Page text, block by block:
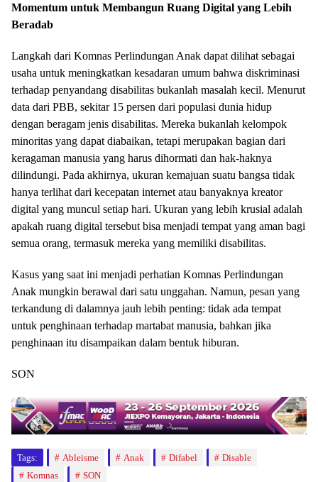
Momentum untuk Membangun Ruang Digital yang Lebih
Beradab
Langkah dari Komnas Perlindungan Anak dapat dilihat sebagai
usaha untuk meningkatkan kesadaran umum bahwa diskriminasi
terhadap penyandang disabilitas bukanlah masalah kecil. Menurut
data dari PBB, sekitar 15 persen dari populasi dunia hidup
dengan beragam jenis disabilitas. Mereka bukanlah kelompok
minoritas yang dapat diabaikan, tetapi merupakan bagian dari
keragaman manusia yang harus dihormati dan hak-haknya
dilindungi. Pada akhirnya, ukuran kemajuan suatu bangsa tidak
hanya terlihat dari kecepatan internet atau banyaknya kreator
digital yang muncul setiap hari. Ukuran yang lebih krusial adalah
apakah ruang digital tersebut bisa menjadi tempat yang aman bagi
semua orang, termasuk mereka yang memiliki disabilitas.
Kasus yang saat ini menjadi perhatian Komnas Perlindungan
Anak mungkin berawal dari satu unggahan. Namun, pesan yang
terkandung di dalamnya jauh lebih penting: tidak ada tempat
untuk penghinaan terhadap martabat manusia, bahkan jika
penghinaan itu disampaikan dalam bentuk hiburan.
SON
Tags: Ableisme Anak Difabel
Disable
Komnas
SON